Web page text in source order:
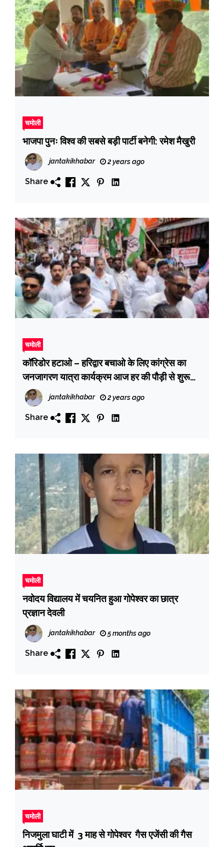
चमोली
भाजपा पुनः विश्व की सबसे बड़ी पार्टी बनेगी: रमेश मैखुरी
jantakikhabar 2 years ago
Share
चमोली
कॉरिडोर हटाओ – हरिद्वार बचाओ के लिए कांग्रेस का
जनजागरण यात्रा कार्यक्रम आज हर की पौड़ी से शुरू
होकर हरिद्वार के मुख्य बाजार से होते हुए सुभाष घाट पर
संपन्न
jantakikhabar 2 years ago
Share
चमोली
नवोदय विद्यालय में चयनित हुआ गोपेश्वर का छात्र
प्रज्ञान देवली
jantakikhabar 5 months ago
Share
चमोली
निजमुला घाटी में 3 माह से गोपेश्वर गैस एजेंसी की गैस